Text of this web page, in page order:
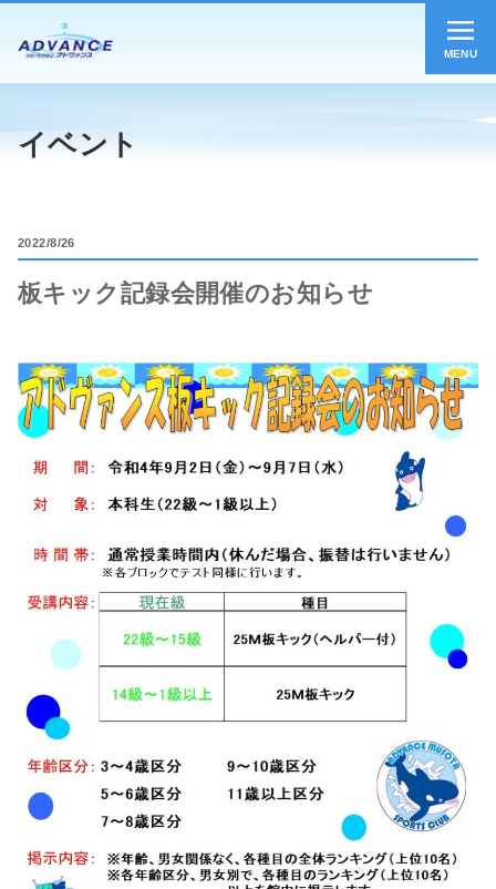
MENU
イベント
2022 8/26
板キック記録会開催のお知らせ